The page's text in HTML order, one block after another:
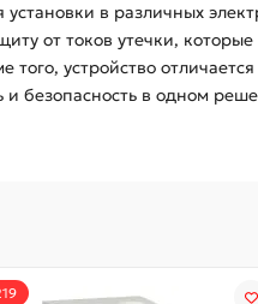
в различных
от токов утечки,
устройство
и безопасность в одном